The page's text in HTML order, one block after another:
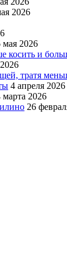
2026
мая 2026
косить и
тратя
4 апреля 2026
марта 2026
26